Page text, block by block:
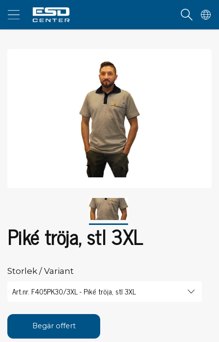
Piké tröja, stl 3XL
Storlek / Variant
Begär offert